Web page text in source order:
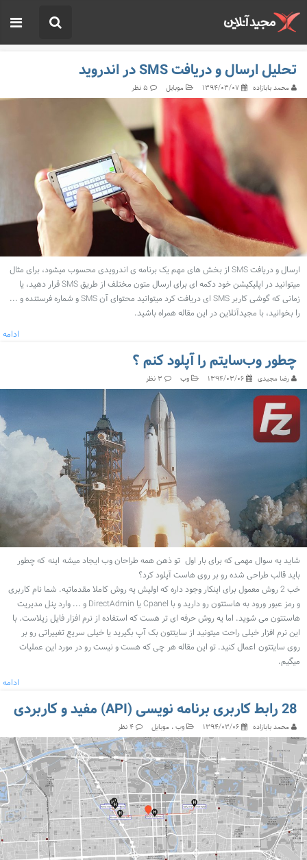
تحلیل ارسال و دریافت SMS در اندروید
محمد بابازاده موبایل
ارسال و دریافت SMS از بخش های مهم یک برنامه ی اندرویدی محسوب میشود، برای مثال
میتوانید در اپلیکیشن خود دکمه ای برای ارسال متون مختلف از طریق SMS قرار دهید، یا
زمانی که گوشی کاربر SMS ای دریافت کرد میتوانید محتوای آن SMS و شماره فرستنده و ...
را بخوانید، با مجیدآنلاین در این مقاله همراه باشید.
ادامه
چطور وب‌سایتم را آپلود کنم ؟
رضا مجیدی وب
شاید یه سوال مهمی که برای بار اول تو ذهن همه طراحان وب ایجاد میشه اینه که چطور
باید قالب طراحی شده رو بر روی هاست آپلود کرد؟
خب 2 روش معمول برای اینکار وجود داره که اولیش یه روش کاملا مقدماتیه. شما نام کاربری
و رمز عبور ورود به هاستتون رو دارید و با Cpanel یا DirectAdmin و ... وارد پنل مدیریت
هاستتون می شوید. اما یه روش حرفه ای تر هست که استفاده از نرم افزار فایل زیلاست. با
این نرم افزار خیلی راحت میتونید از سایتتون بک آپ بگیرید یا خیلی سریع تغییراتی رو بر
روی سایتتون اعمال کنید. تو این مقاله هر چی که هست و نیست رو در مورد این عملیات
میگیم.
ادامه
28 رابط کاربری برنامه نویسی (API) مفید و کاربردی
محمد بابازاده وب موبایل